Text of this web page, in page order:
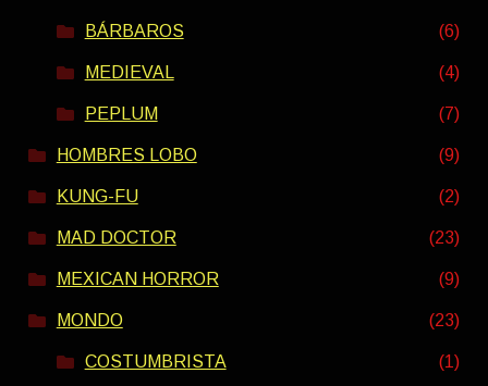
BÁRBAROS (6)
MEDIEVAL (4)
PEPLUM (7)
HOMBRES LOBO (9)
KUNG-FU (2)
MAD DOCTOR (23)
MEXICAN HORROR (9)
MONDO (23)
COSTUMBRISTA (1)